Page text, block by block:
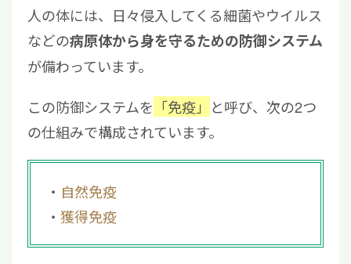
人の体には、日々侵入してくる細菌やウイルス
などの病原体から身を守るための防御システム
が備わっています。
この防御システムを 「免疫」 と呼び、次の2つ
の仕組みで構成されています。
自然免疫
獲得免疫